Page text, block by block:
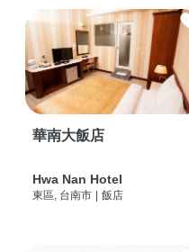
華南大飯店
Hwa Nan Hotel
東區, 台南市 | 飯店